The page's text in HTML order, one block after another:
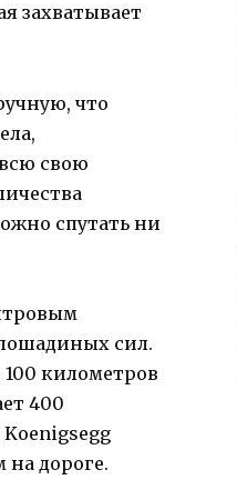
захватывает
что
свою
спутать ни
сил.
100 километров
400
на дороге.